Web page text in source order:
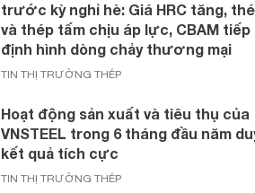
trước kỳ nghỉ hè: Giá HRC tăng,
và thép tấm chịu áp lực, CBAM tiếp
định hình dòng chảy thương mại
TIN THỊ TRƯỜNG THÉP
Hoạt động sản xuất và tiêu thụ của
VNSTEEL trong 6 tháng đầu năm
kết quả tích cực
TIN THỊ TRƯỜNG THÉP